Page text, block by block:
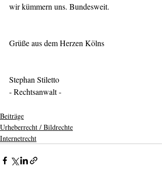
wir kümmern uns. Bundesweit.
Grüße aus dem Herzen Kölns
Stephan Stiletto
- Rechtsanwalt -
Beiträge
Urheberrecht / Bildrechte
Internetrecht